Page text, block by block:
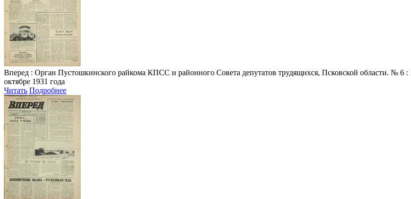
Вперед : Орган Пустошкинского райкома КПСС и районного Совета депутатов трудящихся, Псковской области. № 6 :
октябре 1931 года
Читать Подробнее